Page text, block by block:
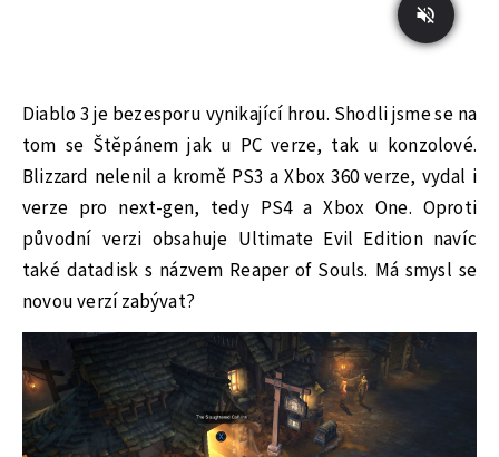
Diablo 3 je bezesporu vynikající hrou. Shodli jsme se na
tom se Štěpánem jak u PC verze, tak u konzolové.
Blizzard nelenil a kromě PS3 a Xbox 360 verze, vydal i
verze pro next-gen, tedy PS4 a Xbox One. Oproti
původní verzi obsahuje Ultimate Evil Edition navíc
také datadisk s názvem Reaper of Souls. Má smysl se
novou verzí zabývat?